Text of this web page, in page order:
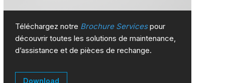
Téléchargez notre Brochure Servicespour
découvrir toutes les solutions de maintenance,
d’assistance et de pièces de rechange.
Download